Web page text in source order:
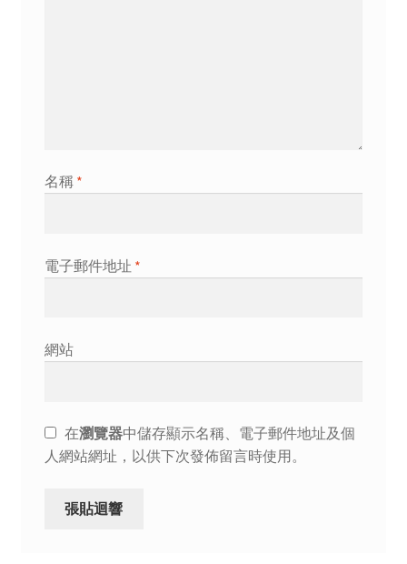
名稱 *
電子郵件地址 *
網站
在瀏覽器中儲存顯示名稱、電子郵件地址及個
人網站網址，以供下次發佈留言時使用。